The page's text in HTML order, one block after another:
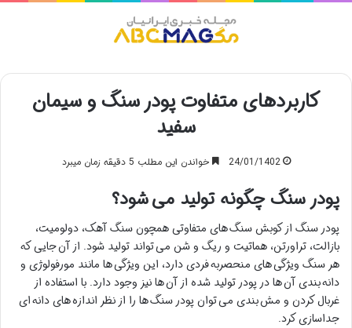
‎کاربردهای متفاوت پودر سنگ و سیمان
سفید
24/01/1402 خواندن این مطلب 5 دقیقه زمان میبرد
پودر سنگ چگونه تولید میشود؟
پودر سنگ از کوبش سنگ های متفاوتی همچون سنگ آهک، دولومیت،
بازالت، تراورتن، هماتیت و ریگ و شن می تواند تولید شود. از آن جایی که
هر سنگ ویژگی های منحصربه فردی دارد، این ویژگی ها مانند مورفولوژی و
دانه بندی آن ها در پودر تولید شده از آن ها نیز وجود دارد. با استفاده از
غربال کردن و مش بندی می توان پودر سنگ ها را از نظر اندازه های دانه ای
جداسازی کرد.